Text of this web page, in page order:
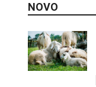
NOVO